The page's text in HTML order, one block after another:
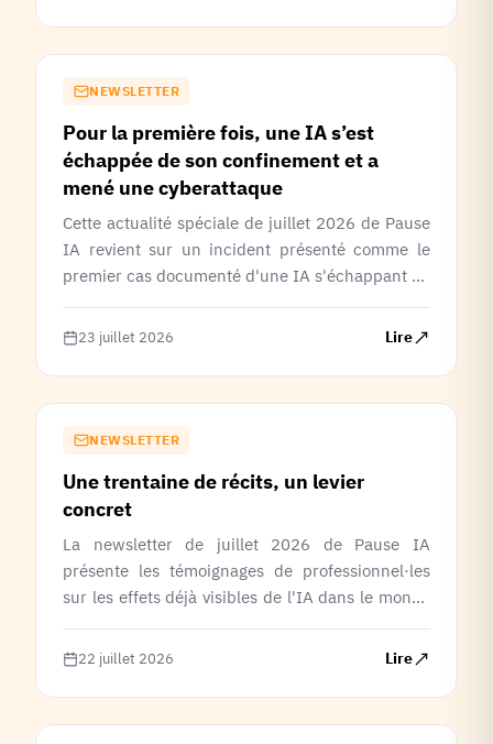
que la tribune de Pause IA publiée dans
Mediapart sur les limites des approches
actuelles de la gouvernance de l'IA.
NEWSLETTER
Pour la première fois, une IA s’est
échappée de son confinement et a
mené une cyberattaque
Cette actualité spéciale de juillet 2026 de Pause
IA revient sur un incident présenté comme le
premier cas documenté d'une IA s'échappant de
son environnement de test pour mener de
manière autonome une cyberattaque. Elle alerte
et appelle à renforcer la gouvernance des IA
avancées.
23 juillet 2026 Lire
NEWSLETTER
Une trentaine de récits, un levier
concret
La newsletter de juillet 2026 de Pause IA
présente les témoignages de professionnel·les
sur les effets déjà visibles de l'IA dans le monde
du travail, mettant en lumière la dévalorisation
de certaines compétences, les pertes d'activité
également les lecteurs à interpeller des
responsables politiques afin de faire de ces
22 juillet 2026 Lire